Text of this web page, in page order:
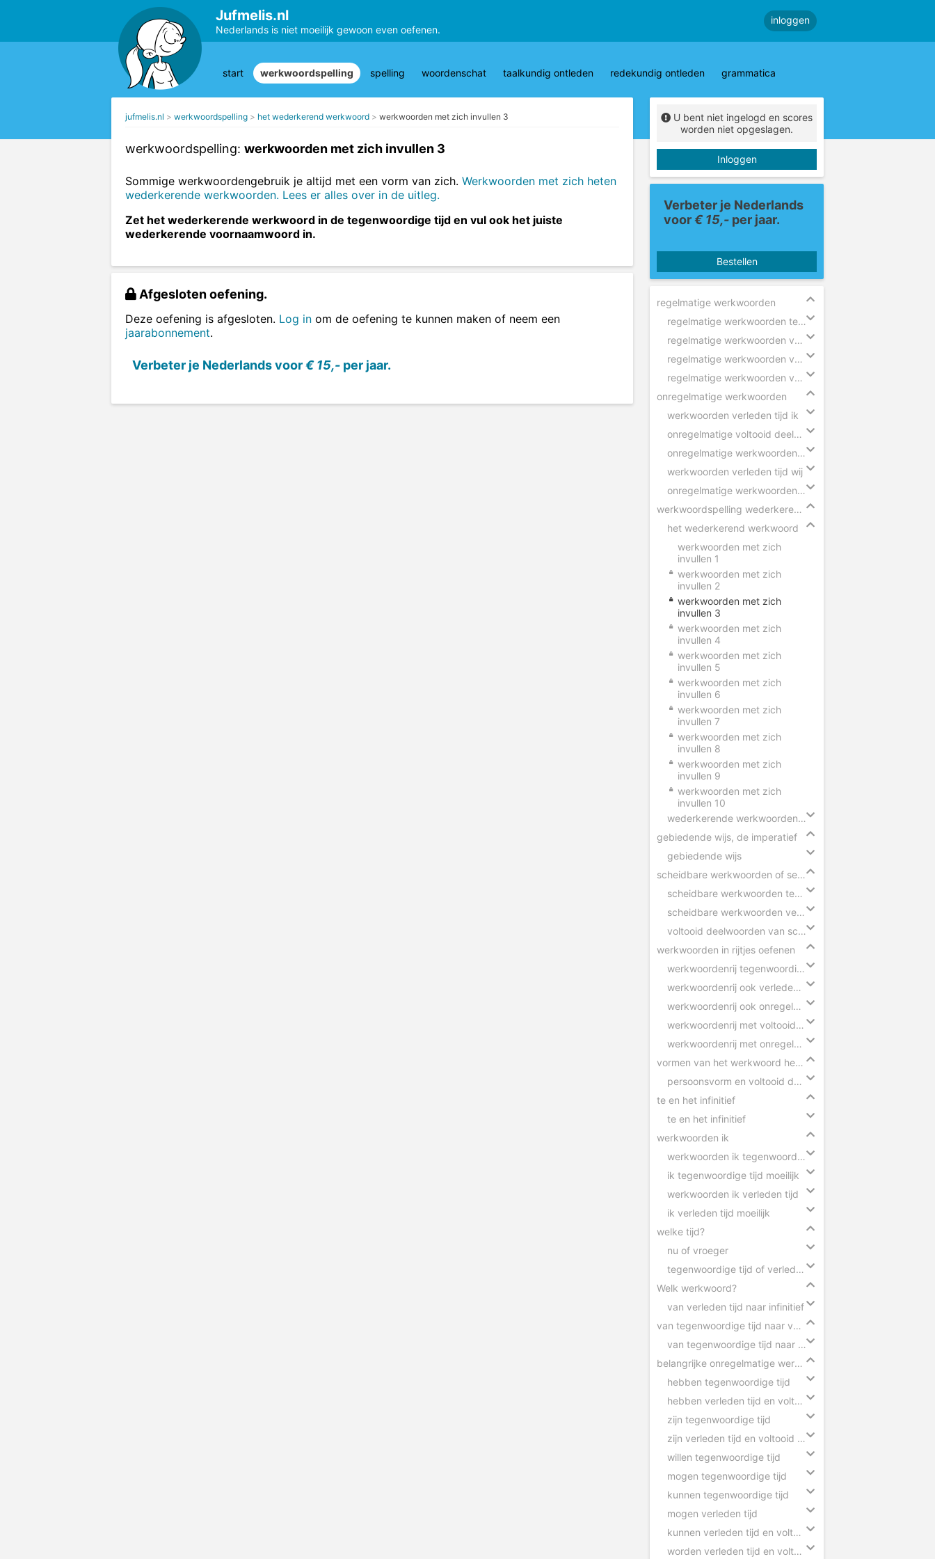
Jufmelis.nl
Nederlands is niet moeilijk gewoon even oefenen.
inloggen
start werkwoordspelling spelling woordenschat taalkundig ontleden redekundig ontleden grammatica
jufmelis.nl werkwoordspelling het wederkerend werkwoord werkwoorden met zich invullen 3
werkwoordspelling: werkwoorden met zich invullen 3
Sommige werkwoordengebruik je altijd met een vorm van zich. Werkwoorden met zich heten
wederkerende werkwoorden. Lees er alles over in de uitleg.
Zet het wederkerende werkwoord in de tegenwoordige tijd en vul ook het juiste
wederkerende voornaamwoord in.
Afgesloten oefening.
Deze oefening is afgesloten. Log in om de oefening te kunnen maken of neem een
jaarabonnement.
Verbeter je Nederlands voor€ 15,- per jaar.
U bent niet ingelogd en scores
worden niet opgeslagen.
Inloggen
Verbeter je Nederlands
voor€ 15,- per jaar.
Bestellen
regelmatige werkwoorden
regelmatige werkwoorden tegenwoordige tijd
regelmatige werkwoorden verleden tijd
regelmatige werkwoorden voltooid deelwoord
regelmatige werkwoorden verleden tijd eenvoudig
onregelmatige werkwoorden
werkwoorden verleden tijd ik
onregelmatige voltooid deelwoorden in zinnen
onregelmatige werkwoorden voltooid deelwoord
werkwoorden verleden tijd wij
onregelmatige werkwoorden verleden tijd
werkwoordspelling wederkerend werkwoord
het wederkerend werkwoord
werkwoorden met zich
invullen 1
werkwoorden met zich
invullen 2
werkwoorden met zich
invullen 3
werkwoorden met zich
invullen 4
werkwoorden met zich
invullen 5
werkwoorden met zich
invullen 6
werkwoorden met zich
invullen 7
werkwoorden met zich
invullen 8
werkwoorden met zich
invullen 9
werkwoorden met zich
invullen 10
wederkerende werkwoorden in zinnen
gebiedende wijs, de imperatief
gebiedende wijs
scheidbare werkwoorden of separabele verba
scheidbare werkwoorden tegenwoordige tijd
scheidbare werkwoorden verleden tijd
voltooid deelwoorden van scheidbare werkwoorden
werkwoorden in rijtjes oefenen
werkwoordenrij tegenwoordige tijd
werkwoordenrij ook verleden tijd
werkwoordenrij ook onregelmatige werkwoorden
werkwoordenrij met voltooid deelwoorden
werkwoordenrij met onregelmatige werkwoorden
vormen van het werkwoord herkennen
persoonsvorm en voltooid deelwoord herkennen
te en het infinitief
te en het infinitief
werkwoorden ik
werkwoorden ik tegenwoordige tijd
ik tegenwoordige tijd moeilijk
werkwoorden ik verleden tijd
ik verleden tijd moeilijk
welke tijd?
nu of vroeger
tegenwoordige tijd of verleden tijd
Welk werkwoord?
van verleden tijd naar infinitief
van tegenwoordige tijd naar verleden tijd
van tegenwoordige tijd naar verleden tijd
belangrijke onregelmatige werkwoorden
hebben tegenwoordige tijd
hebben verleden tijd en voltooid deelwoord
zijn tegenwoordige tijd
zijn verleden tijd en voltooid deelwoord
willen tegenwoordige tijd
mogen tegenwoordige tijd
kunnen tegenwoordige tijd
mogen verleden tijd
kunnen verleden tijd en voltooid deelwoord
worden verleden tijd en voltooid deelwoord